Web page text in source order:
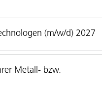
(m/w/d) 2027
Metall- bzw.